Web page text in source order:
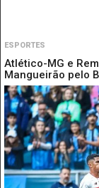
ESPORTES
Atlético-MG e
Mangueirão pelo